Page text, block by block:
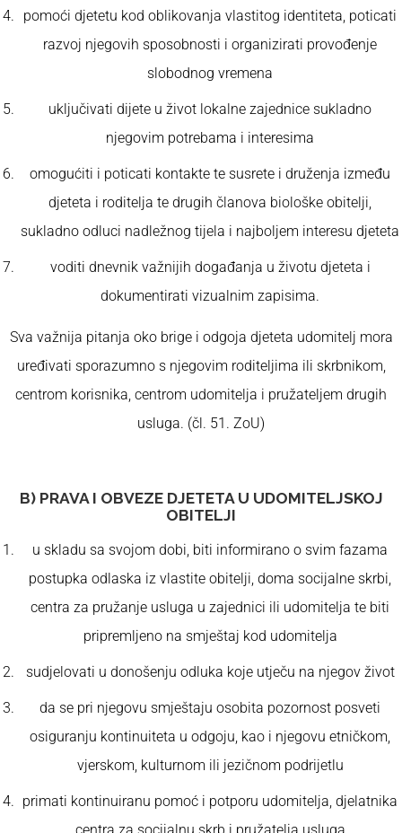
pomoći djetetu kod oblikovanja vlastitog identiteta, poticati
razvoj njegovih sposobnosti i organizirati provođenje
slobodnog vremena
uključivati dijete u život lokalne zajednice sukladno
njegovim potrebama i interesima
omogućiti i poticati kontakte te susrete i druženja između
djeteta i roditelja te drugih članova biološke obitelji,
sukladno odluci nadležnog tijela i najboljem interesu djeteta
voditi dnevnik važnijih događanja u životu djeteta i
dokumentirati vizualnim zapisima.
Sva važnija pitanja oko brige i odgoja djeteta udomitelj mora
uređivati sporazumno s njegovim roditeljima ili skrbnikom,
centrom korisnika, centrom udomitelja i pružateljem drugih
usluga. (čl. 51. ZoU)
B) PRAVA I OBVEZE DJETETA U UDOMITELJSKOJ
OBITELJI
u skladu sa svojom dobi, biti informirano o svim fazama
postupka odlaska iz vlastite obitelji, doma socijalne skrbi,
centra za pružanje usluga u zajednici ili udomitelja te biti
pripremljeno na smještaj kod udomitelja
sudjelovati u donošenju odluka koje utječu na njegov život
da se pri njegovu smještaju osobita pozornost posveti
osiguranju kontinuiteta u odgoju, kao i njegovu etničkom,
vjerskom, kulturnom ili jezičnom podrijetlu
primati kontinuiranu pomoć i potporu udomitelja, djelatnika